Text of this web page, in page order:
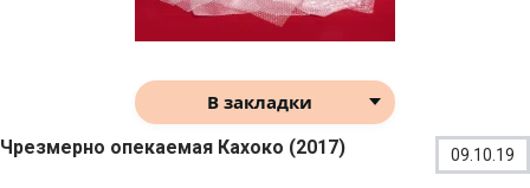
В закладки
Чрезмерно опекаемая Кахоко (2017) 09.10.19